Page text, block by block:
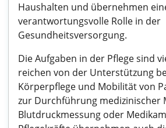
Haushalten und übernehmen
verantwortungsvolle Rolle in der
Gesundheitsversorgung.
Die Aufgaben in der Pflege sind
reichen von der Unterstützung
Körperpflege und Mobilität von
zur Durchführung medizinischer
Blutdruckmessung oder